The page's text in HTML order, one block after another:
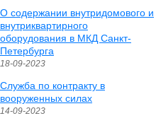
О содержании внутридомового и
внутриквартирного
оборудования в МКД Санкт-
Петербурга
18-09-2023
Служба по контракту в
вооруженных силах
14-09-2023